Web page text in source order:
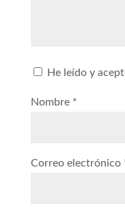
He leído y
Nombre *
Correo electrónico